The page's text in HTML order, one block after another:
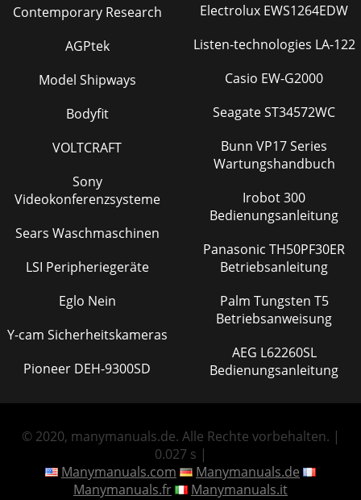
Contemporary Research
AGPtek
Model Shipways
Bodyfit
VOLTCRAFT
Sony
Videokonferenzsysteme
Sears Waschmaschinen
LSI Peripheriegeräte
Eglo Nein
Y-cam Sicherheitskameras
Pioneer DEH-9300SD
Electrolux EWS1264EDW
Listen-technologies LA-122
Casio EW-G2000
Seagate ST34572WC
Bunn VP17 Series
Wartungshandbuch
Irobot 300
Bedienungsanleitung
Panasonic TH50PF30ER
Betriebsanleitung
Palm Tungsten T5
Betriebsanweisung
AEG L62260SL
Bedienungsanleitung
© 2020, manymanuals.de. Alle Rechte vorbehalten. |
0.027 s |
Manymanuals.com
Manymanuals.de
Manymanuals.fr
Manymanuals.it